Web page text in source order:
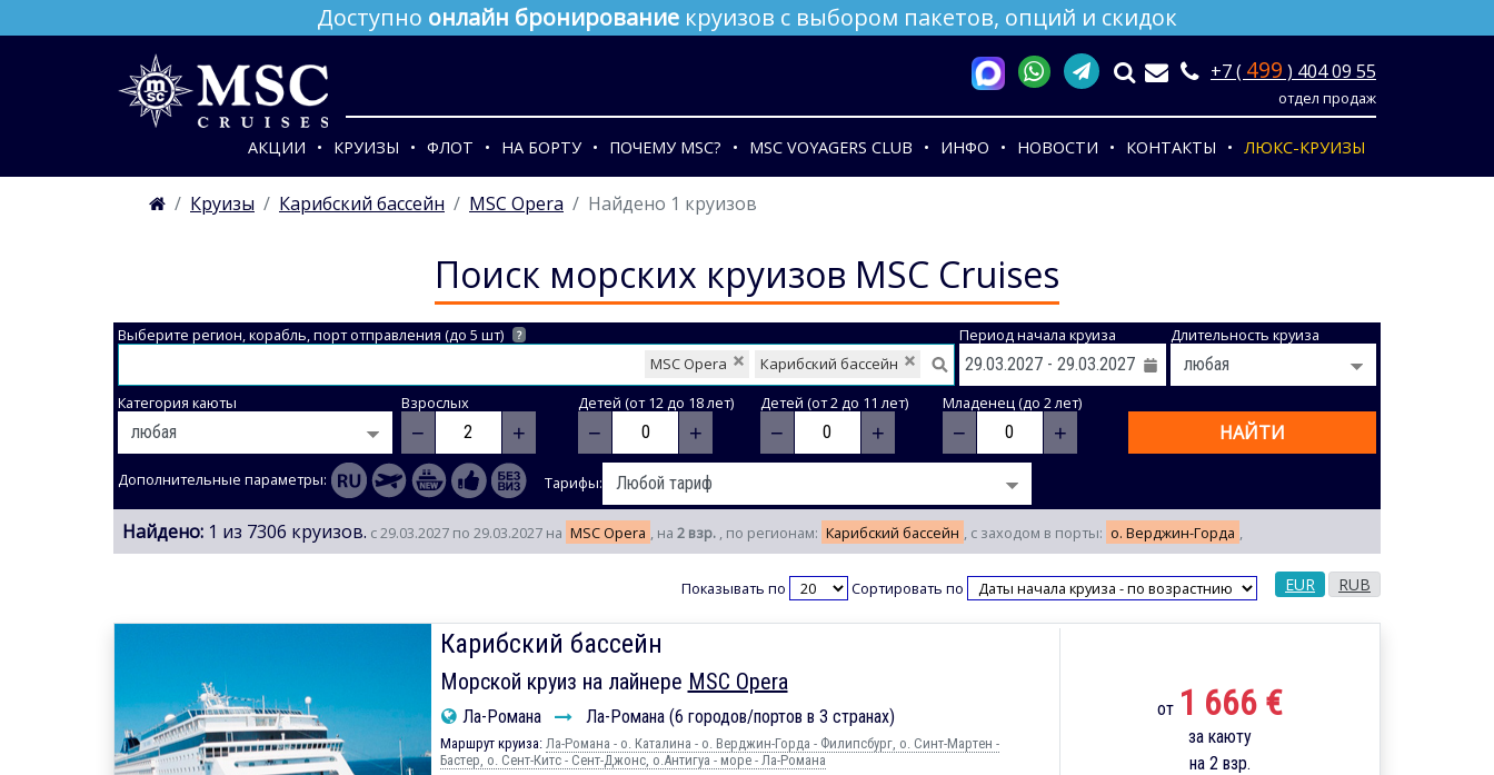
Доступно онлайн бронирование круизов с выбором пакетов, опций и скидок
+7 ( 499 ) 404 09 55
отдел продаж
АКЦИИ КРУИЗЫ ФЛОТ НА БОРТУ ПОЧЕМУ MSC? MSC VOYAGERS CLUB ИНФО НОВОСТИ КОНТАКТЫ ЛЮКС-КРУИЗЫ
Круизы Карибский бассейн MSC Opera Найдено 1 круизов
Поиск морских круизов MSC Cruises
Выберите регион, корабль, порт отправления (до 5 шт) ?
Карибский бассейн
MSC Opera
Период начала круиза Длительность круиза
Категория каюты Взрослых
− +
Детей (от 12 до 18 лет)
− +
Детей (от 2 до 11 лет)
− +
Младенец (до 2 лет)
− + НАЙТИ
Дополнительные параметры: Тарифы:
Найдено: 1 из 7306 круизов. с 29.03.2027 по 29.03.2027 на MSC Opera , на 2 взр. , по регионам: Карибский бассейн , с заходом в порты: о. Верджин-Горда ,
Показывать по Сортировать по EUR RUB
Карибский бассейн
Морской круиз на лайнере MSC Opera
Ла-Романа Ла-Романа (6 городов/портов в 3 странах)
Маршрут круиза: Ла-Романа - о. Каталина - о. Верджин-Горда - Филипсбург, о. Синт-Мартен -
Бастер, о. Сент-Китс - Сент-Джонс, о.Антигуа - море - Ла-Романа
от 1 666 €
за каюту
на 2 взр.